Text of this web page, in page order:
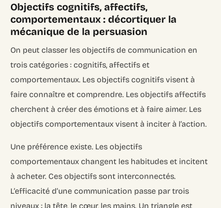
Objectifs cognitifs, affectifs,
comportementaux : décortiquer la
mécanique de la persuasion
On peut classer les objectifs de communication en
trois catégories : cognitifs, affectifs et
comportementaux. Les objectifs cognitifs visent à
faire connaître et comprendre. Les objectifs affectifs
cherchent à créer des émotions et à faire aimer. Les
objectifs comportementaux visent à inciter à l’action.
Une préférence existe. Les objectifs
comportementaux changent les habitudes et incitent
à acheter. Ces objectifs sont interconnectés.
L’efficacité d’une communication passe par trois
niveaux : la tête, le cœur, les mains. Un triangle est